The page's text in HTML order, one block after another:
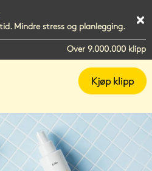
Mindre stress og planlegging.
Over 9.000.000 klipp
Kjøp klipp